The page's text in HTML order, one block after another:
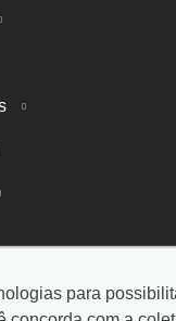
Todos os direitos
para